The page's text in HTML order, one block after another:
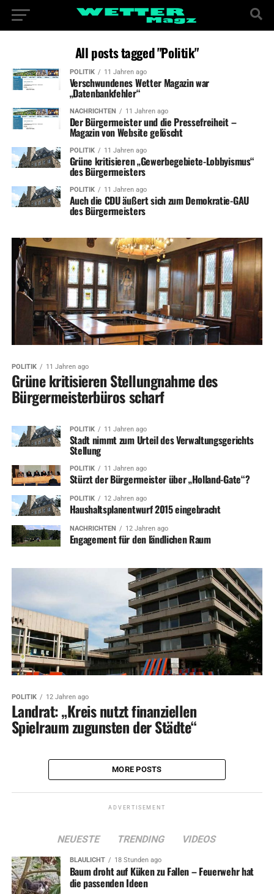
All posts tagged "Politik"
POLITIK 11 Jahren ago
Verschwundenes Wetter Magazin war
„Datenbankfehler“
NACHRICHTEN 11 Jahren ago
Der Bürgermeister und die Pressefreiheit –
Magazin von Website gelöscht
POLITIK 11 Jahren ago
Grüne kritisieren „Gewerbegebiete-Lobbyismus“
des Bürgermeisters
POLITIK 11 Jahren ago
Auch die CDU äußert sich zum Demokratie-GAU
des Bürgermeisters
POLITIK 11 Jahren ago
Grüne kritisieren Stellungnahme des
Bürgermeisterbüros scharf
POLITIK 11 Jahren ago
Stadt nimmt zum Urteil des Verwaltungsgerichts
Stellung
POLITIK 11 Jahren ago
Stürzt der Bürgermeister über „Holland-Gate“?
POLITIK 12 Jahren ago
Haushaltsplanentwurf 2015 eingebracht
NACHRICHTEN 12 Jahren ago
Engagement für den ländlichen Raum
POLITIK 12 Jahren ago
Landrat: „Kreis nutzt finanziellen
Spielraum zugunsten der Städte“
MORE POSTS
ADVERTISEMENT
NEUESTE TRENDING VIDEOS
BLAULICHT 18 Stunden ago
Baum droht auf Küken zu Fallen – Feuerwehr hat
die passenden Ideen